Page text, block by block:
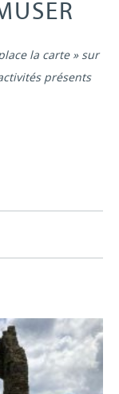
la carte » sur
présents